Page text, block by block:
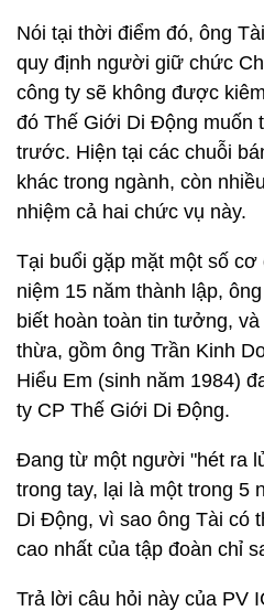
Nói tại thời điểm đó, ông
quy định người giữ chức
công ty sẽ không được
đó Thế Giới Di Động muốn
trước. Hiện tại các chuỗi
khác trong ngành, còn
nhiệm cả hai chức vụ này.
Tại buổi gặp mặt một số
niệm 15 năm thành lập,
biết hoàn toàn tin tưởng,
thừa, gồm ông Trần Kinh
Hiểu Em (sinh năm 1984)
ty CP Thế Giới Di Động.
Đang từ một người "hét ra
trong tay, lại là một trong 5
Di Động, vì sao ông Tài có
cao nhất của tập đoàn chỉ
Trả lời câu hỏi này của PV